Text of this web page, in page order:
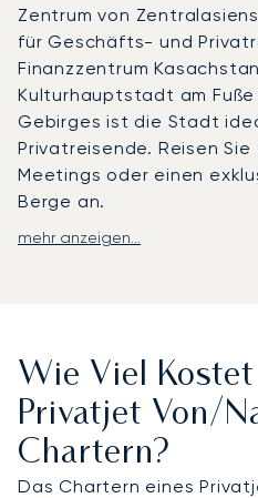
Zentrum von
für Geschäfts- und
Finanzzentrum
Kulturhauptstadt am
Gebirges ist die Stadt
Privatreisende. Reisen
Meetings oder einen
Berge an.
Wir passen jeden Aspekt
die nötige Privatsphäre
Besprechungen oder den
zu entspannen. Sie
für Ihre Termine im The
anderen Ort Ihrer Wahl an.
mehr anzeigen...
Wie Viel Kostet
Privatjet Von/
Chartern?
Das Chartern eines